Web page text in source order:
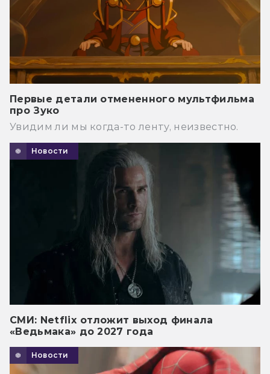
Первые детали отмененного мультфильма
про Зуко
Увидим ли мы когда-то ленту, неизвестно.
Новости
СМИ: Netflix отложит выход финала
«Ведьмака» до 2027 года
Новости